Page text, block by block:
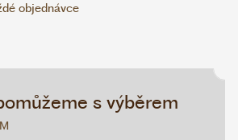
s výběrem
objednávce